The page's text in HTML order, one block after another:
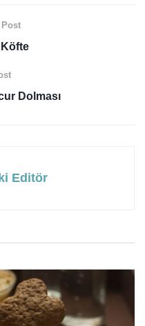
Dolması
Editör